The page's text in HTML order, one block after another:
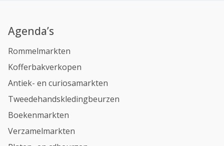
Agenda’s
Rommelmarkten
Kofferbakverkopen
Antiek- en curiosamarkten
Tweedehandskledingbeurzen
Boekenmarkten
Verzamelmarkten